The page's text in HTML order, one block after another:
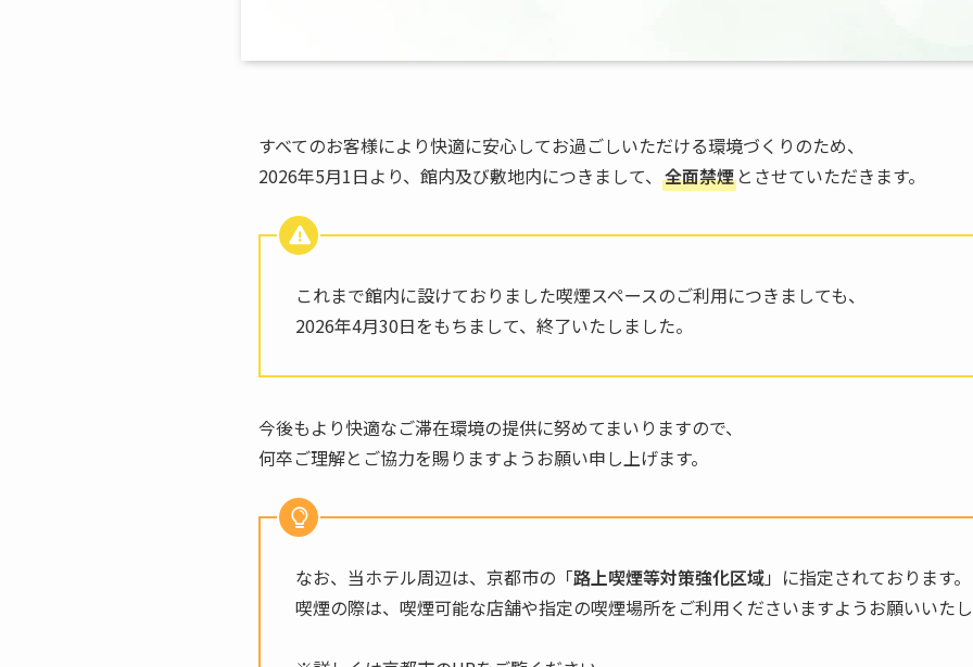
すべてのお客様により快適に安心してお過ごしいただける環境づくりのため、
2026年5月1日より、館内及び敷地内につきまして、 全面禁煙 とさせていただきます。
これまで館内に設けておりました喫煙スペースのご利用につきましても、
2026年4月30日をもちまして、終了いたしました。
今後もより快適なご滞在環境の提供に努めてまいりますので、
何卒ご理解とご協力を賜りますようお願い申し上げます。
なお、当ホテル周辺は、京都市の「路上喫煙等対策強化区域」に指定されております。
喫煙の際は、喫煙可能な店舗や指定の喫煙場所をご利用くださいますようお願いいた